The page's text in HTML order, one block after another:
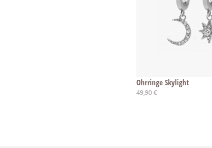
Ohrringe Skylight
49,90 €